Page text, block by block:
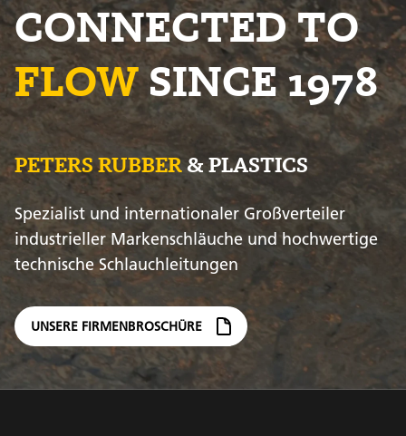
CONNECTED TO
FLOWSINCE 1978
PETERS RUBBER& PLASTICS
Spezialist und internationaler Großverteiler
industrieller Markenschläuche und hochwertige
technische Schlauchleitungen
UNSERE FIRMENBROSCHÜRE